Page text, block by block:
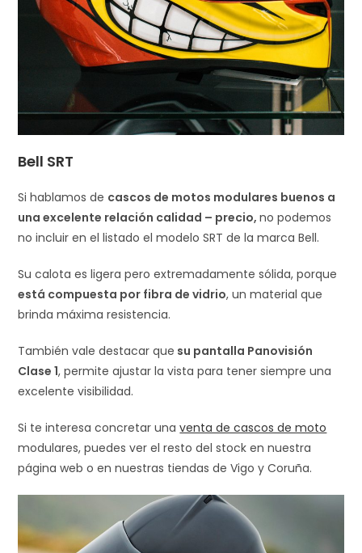
Bell SRT
Si hablamos de cascos de motos modulares buenos a
una excelente relación calidad – precio,no podemos
no incluir en el listado el modelo SRT de la marca Bell.
Su calota es ligera pero extremadamente sólida, porque
está compuesta por fibra de vidrio, un material que
brinda máxima resistencia.
También vale destacar que su pantalla Panovisión
Clase 1, permite ajustar la vista para tener siempre una
excelente visibilidad.
Si te interesa concretar unaventa de cascos de moto
modulares, puedes ver el resto del stock en nuestra
página web o en nuestras tiendas de Vigo y Coruña.